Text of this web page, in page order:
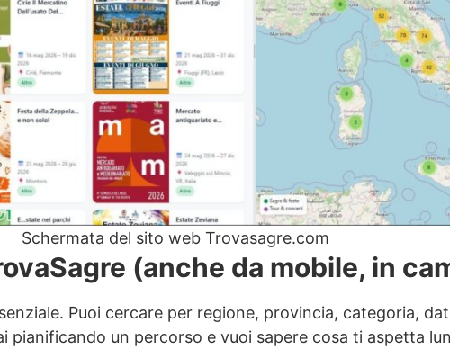
Schermata del sito web Trovasagre.com
(anche da mobile, in
Puoi cercare per regione, provincia, categoria,
pianificando un percorso e vuoi sapere cosa ti aspetta